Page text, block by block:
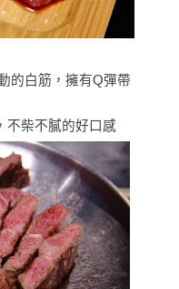
的白筋，擁有Q彈帶
不柴不膩的好口感